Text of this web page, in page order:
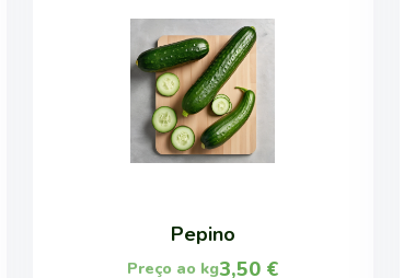
Pepino
3,50 €
Preço ao kg